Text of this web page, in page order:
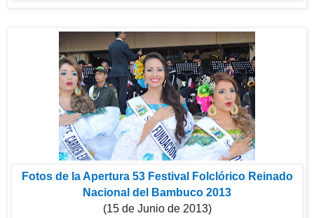
Fotos de la Apertura 53 Festival Folclórico Reinado
Nacional del Bambuco 2013
(15 de Junio de 2013)